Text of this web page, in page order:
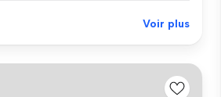
Voir plus